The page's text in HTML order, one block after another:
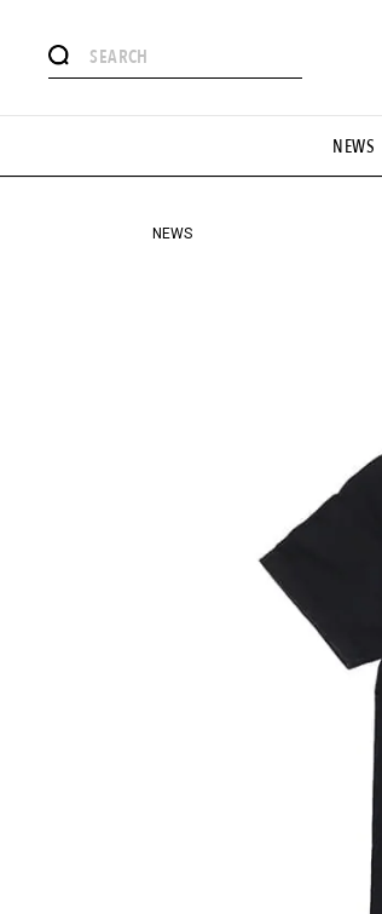
NEWS
#憧れの逸品
#GH 銘品の所以 #フイナムのYouTube
#HANDSOME HANDBOOK
NEWS